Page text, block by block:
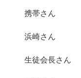
携帯さん
浜崎さん
生徒会長さん